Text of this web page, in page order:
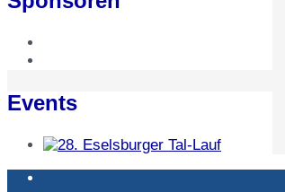
Events